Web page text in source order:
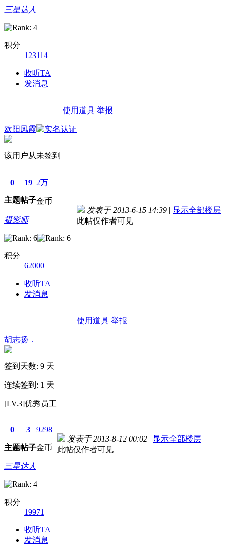
三星达人
积分
123114
收听TA
发消息
使用道具 举报
欧阳凤霞
该用户从未签到
0
主题
19
帖子
2万
金币
摄影师
积分
62000
收听TA
发消息
发表于 2013-6-15 14:39 | 显示全部楼层
此帖仅作者可见
使用道具 举报
胡志扬．
签到天数: 9 天
连续签到: 1 天
[LV.3]优秀员工
0
主题
3
帖子
9298
金币
三星达人
积分
19971
收听TA
发消息
发表于 2013-8-12 00:02 | 显示全部楼层
此帖仅作者可见